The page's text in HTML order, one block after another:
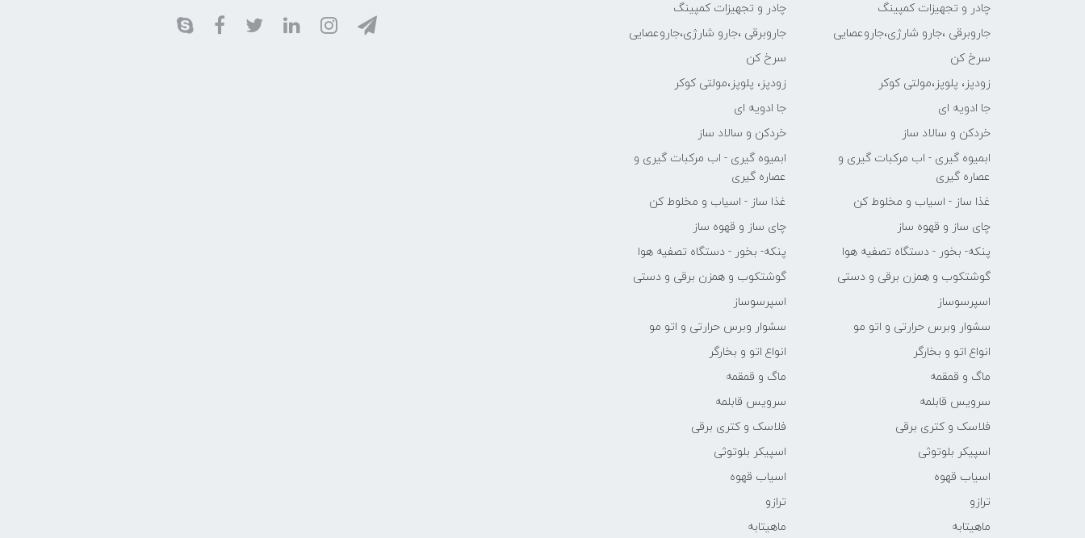
چادر و تجهیزات کمپینگ
جاروبرقی ،جارو شارژی،جاروعصایی
سرخ کن
زودپز، پلوپز،مولتی کوکر
جا ادویه ای
خردکن و سالاد ساز
ابمیوه گیری - اب مرکبات گیری و
عصاره گیری
غذا ساز - اسیاب و مخلوط کن
چای ساز و قهوه ساز
پنکه- بخور - دستگاه تصفیه هوا
گوشتکوب و همزن برقی و دستی
اسپرسوساز
سشوار وبرس حرارتی و اتو مو
انواع اتو و بخارگر
ماگ و قمقمه
سرویس قابلمه
فلاسک و کتری برقی
اسپیکر بلوتوثی
اسیاب قهوه
ترازو
ماهیتابه
چادر و تجهیزات کمپینگ
جاروبرقی ،جارو شارژی،جاروعصایی
سرخ کن
زودپز، پلوپز،مولتی کوکر
جا ادویه ای
خردکن و سالاد ساز
ابمیوه گیری - اب مرکبات گیری و
عصاره گیری
غذا ساز - اسیاب و مخلوط کن
چای ساز و قهوه ساز
پنکه- بخور - دستگاه تصفیه هوا
گوشتکوب و همزن برقی و دستی
اسپرسوساز
سشوار وبرس حرارتی و اتو مو
انواع اتو و بخارگر
ماگ و قمقمه
سرویس قابلمه
فلاسک و کتری برقی
اسپیکر بلوتوثی
اسیاب قهوه
ترازو
ماهیتابه